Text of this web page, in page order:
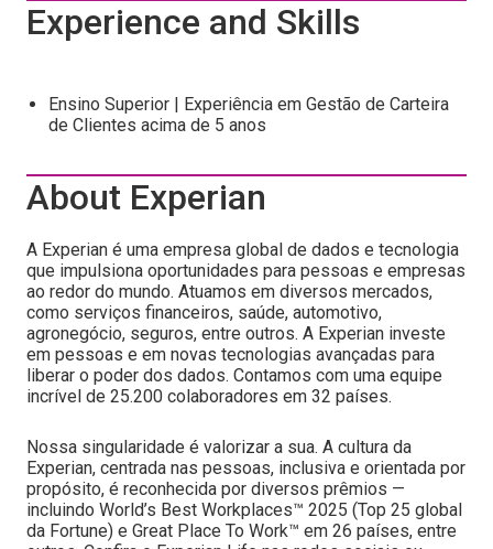
Experience and Skills
Ensino Superior | Experiência em Gestão de Carteira
de Clientes acima de 5 anos
About Experian
A Experian é uma empresa global de dados e tecnologia
que impulsiona oportunidades para pessoas e empresas
ao redor do mundo. Atuamos em diversos mercados,
como serviços financeiros, saúde, automotivo,
agronegócio, seguros, entre outros. A Experian investe
em pessoas e em novas tecnologias avançadas para
liberar o poder dos dados. Contamos com uma equipe
incrível de 25.200 colaboradores em 32 países.
Nossa singularidade é valorizar a sua. A cultura da
Experian, centrada nas pessoas, inclusiva e orientada por
propósito, é reconhecida por diversos prêmios —
incluindo World’s Best Workplaces™ 2025 (Top 25 global
da Fortune) e Great Place To Work™ em 26 países, entre